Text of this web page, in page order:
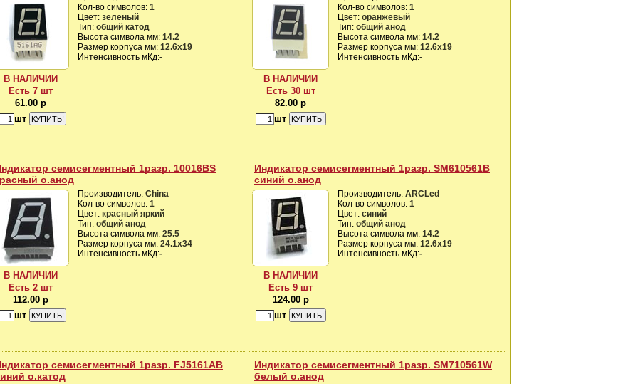
В НАЛИЧИИ
Есть 7 шт
61.00 р
шт
Кол-во символов: 1
Цвет: зеленый
Тип: общий катод
Высота символа мм: 14.2
Размер корпуса мм: 12.6х19
Интенсивность мКд:-
В НАЛИЧИИ
Есть 30 шт
82.00 р
шт
Кол-во символов: 1
Цвет: оранжевый
Тип: общий анод
Высота символа мм: 14.2
Размер корпуса мм: 12.6х19
Интенсивность мКд:-
семисегментный 1разр. 10016BS
о.анод
В НАЛИЧИИ
Есть 2 шт
112.00 р
шт
Производитель: China
Кол-во символов: 1
Цвет: красный яркий
Тип: общий анод
Высота символа мм: 25.5
Размер корпуса мм: 24.1х34
Интенсивность мКд:-
Индикатор семисегментный 1разр. SM610561B
синий о.анод
В НАЛИЧИИ
Есть 9 шт
124.00 р
шт
Производитель: ARCLed
Кол-во символов: 1
Цвет: синий
Тип: общий анод
Высота символа мм: 14.2
Размер корпуса мм: 12.6х19
Интенсивность мКд:-
семисегментный 1разр. FJ5161AB
о.катод
Индикатор семисегментный 1разр. SM710561W
белый о.анод